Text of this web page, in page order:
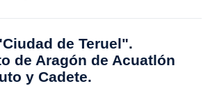
de Teruel".
de Aragón de Acuatlón
y Cadete.